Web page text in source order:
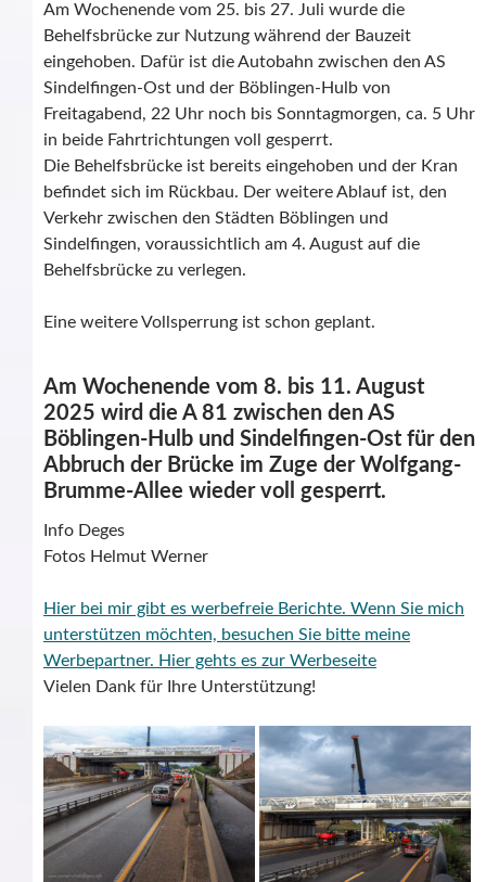
Am Wochenende vom 25. bis 27. Juli wurde die
Behelfsbrücke zur Nutzung während der Bauzeit
eingehoben. Dafür ist die Autobahn zwischen den AS
Sindelfingen-Ost und der Böblingen-Hulb von
Freitagabend, 22 Uhr noch bis Sonntagmorgen, ca. 5 Uhr
in beide Fahrtrichtungen voll gesperrt.
Die Behelfsbrücke ist bereits eingehoben und der Kran
befindet sich im Rückbau. Der weitere Ablauf ist, den
Verkehr zwischen den Städten Böblingen und
Sindelfingen, voraussichtlich am 4. August auf die
Behelfsbrücke zu verlegen.
Eine weitere Vollsperrung ist schon geplant.
Am Wochenende vom 8. bis 11. August
2025 wird die A 81 zwischen den AS
Böblingen-Hulb und Sindelfingen-Ost für den
Abbruch der Brücke im Zuge der Wolfgang-
Brumme-Allee wieder voll gesperrt.
Info Deges
Fotos Helmut Werner
Hier bei mir gibt es werbefreie Berichte. Wenn Sie mich
unterstützen möchten, besuchen Sie bitte meine
Werbepartner. Hier gehts es zur Werbeseite
Vielen Dank für Ihre Unterstützung!